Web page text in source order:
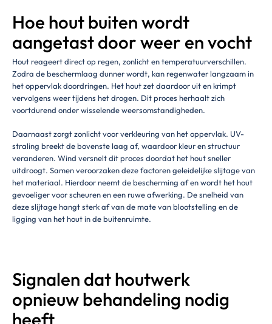
Hoe hout buiten wordt
aangetast door weer en vocht
Hout reageert direct op regen, zonlicht en temperatuurverschillen.
Zodra de beschermlaag dunner wordt, kan regenwater langzaam in
het oppervlak doordringen. Het hout zet daardoor uit en krimpt
vervolgens weer tijdens het drogen. Dit proces herhaalt zich
voortdurend onder wisselende weersomstandigheden.
Daarnaast zorgt zonlicht voor verkleuring van het oppervlak. UV-
straling breekt de bovenste laag af, waardoor kleur en structuur
veranderen. Wind versnelt dit proces doordat het hout sneller
uitdroogt. Samen veroorzaken deze factoren geleidelijke slijtage van
het materiaal. Hierdoor neemt de bescherming af en wordt het hout
gevoeliger voor scheuren en een ruwe afwerking. De snelheid van
deze slijtage hangt sterk af van de mate van blootstelling en de
ligging van het hout in de buitenruimte.
Signalen dat houtwerk
opnieuw behandeling nodig
heeft